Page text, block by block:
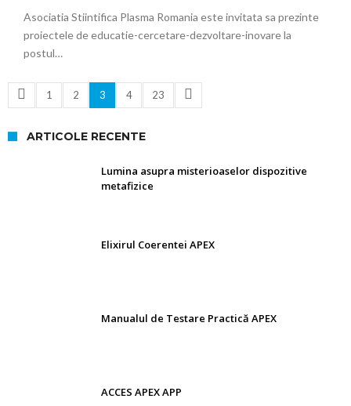
Asociatia Stiintifica Plasma Romania este invitata sa prezinte
proiectele de educatie-cercetare-dezvoltare-inovare la
postul…
1 2 3 4 23
ARTICOLE RECENTE
Lumina asupra misterioaselor dispozitive
metafizice
Elixirul Coerentei APEX
Manualul de Testare Practică APEX
ACCES APEX APP